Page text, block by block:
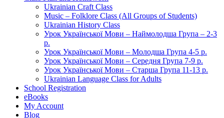
Ukrainian Craft Class
Music – Folklore Class (All Groups of Students)
Ukrainian History Class
Урок Української Мови – Наймолодша Група – 2-3
р.
Урок Української Мови – Молодша Група 4-5 р.
Урок Української Мови – Середня Група 7-9 р.
Урок Української Мови – Старша Група 11-13 р.
Ukrainian Language Class for Adults
School Registration
eBooks
My Account
Blog